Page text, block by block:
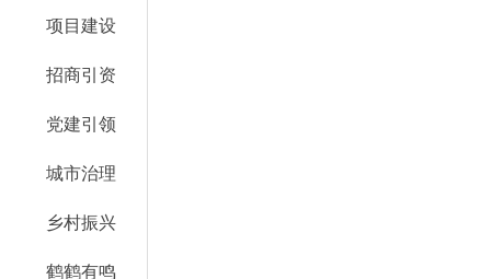
项目建设
招商引资
党建引领
城市治理
乡村振兴
鹤鹤有鸣